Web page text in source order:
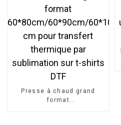
Presse à chaud grand
format